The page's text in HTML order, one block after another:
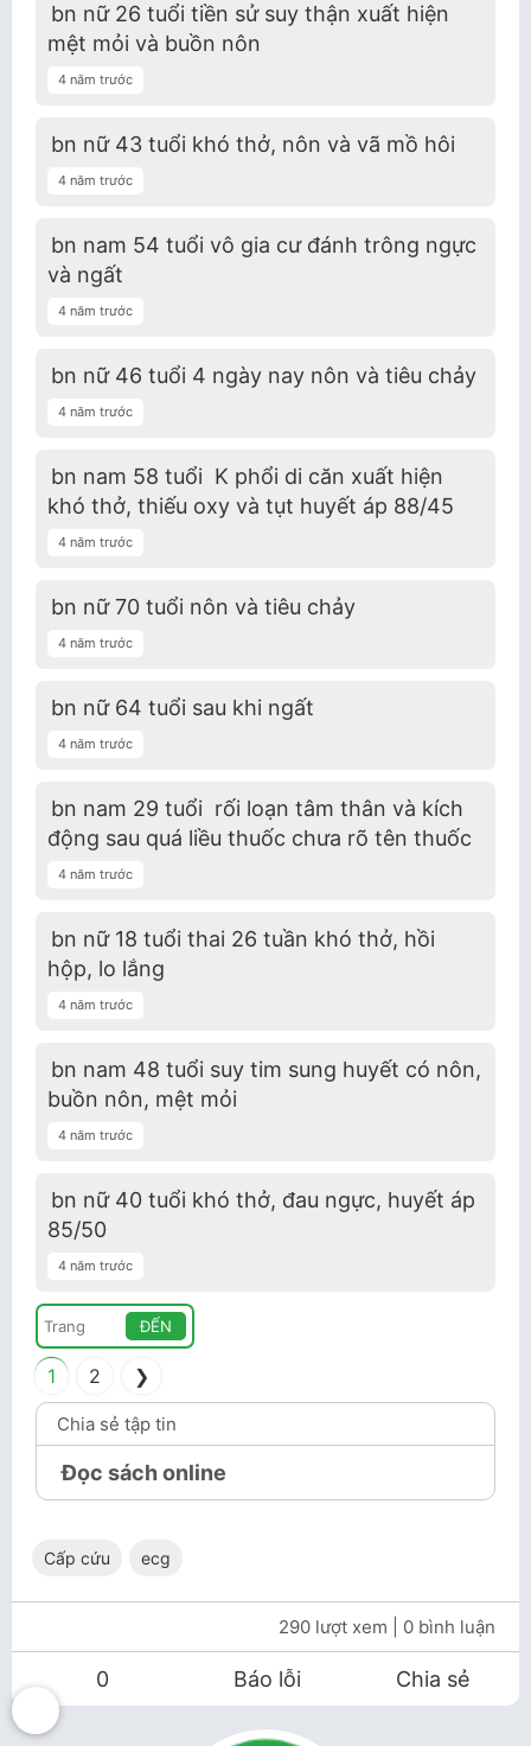
bn nữ 26 tuổi tiền sử suy thận xuất hiện
mệt mỏi và buồn nôn
4 năm trước
bn nữ 43 tuổi khó thở, nôn và vã mồ hôi
4 năm trước
bn nam 54 tuổi vô gia cư đánh trông ngực
và ngất
4 năm trước
bn nữ 46 tuổi 4 ngày nay nôn và tiêu chảy
4 năm trước
bn nam 58 tuổi K phổi di căn xuất hiện
khó thở, thiếu oxy và tụt huyết áp 88/45
4 năm trước
bn nữ 70 tuổi nôn và tiêu chảy
4 năm trước
bn nữ 64 tuổi sau khi ngất
4 năm trước
bn nam 29 tuổi rối loạn tâm thân và kích
động sau quá liều thuốc chưa rõ tên thuốc
4 năm trước
bn nữ 18 tuổi thai 26 tuần khó thở, hồi
hộp, lo lắng
4 năm trước
bn nam 48 tuổi suy tim sung huyết có nôn,
buồn nôn, mệt mỏi
4 năm trước
bn nữ 40 tuổi khó thở, đau ngực, huyết áp
85/50
4 năm trước
ĐẾN
1 2 ❯
Chia sẻ tập tin
Đọc sách online
Cấp cứu ecg
290 lượt xem | 0 bình luận
0 Báo lỗi Chia sẻ